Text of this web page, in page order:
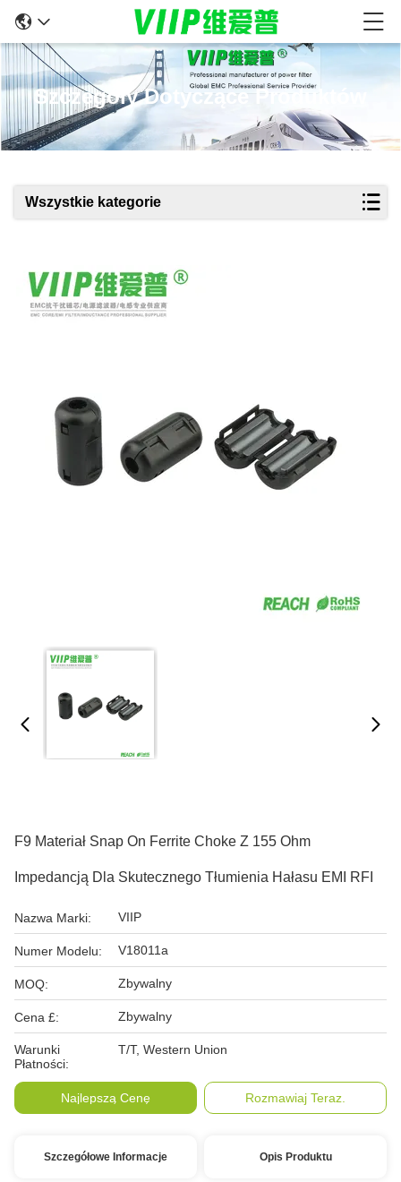
Szczegóły Dotyczące Produktów
Wszystkie kategorie
F9 Materiał Snap On Ferrite Choke Z 155 Ohm
Impedancją Dla Skutecznego Tłumienia Hałasu EMI RFI
Nazwa Marki: VIIP
Numer Modelu: V18011a
MOQ: Zbywalny
Cena £: Zbywalny
Warunki
Płatności:
T/T, Western Union
Najlepszą Cenę Rozmawiaj Teraz.
Szczegółowe Informacje Opis Produktu